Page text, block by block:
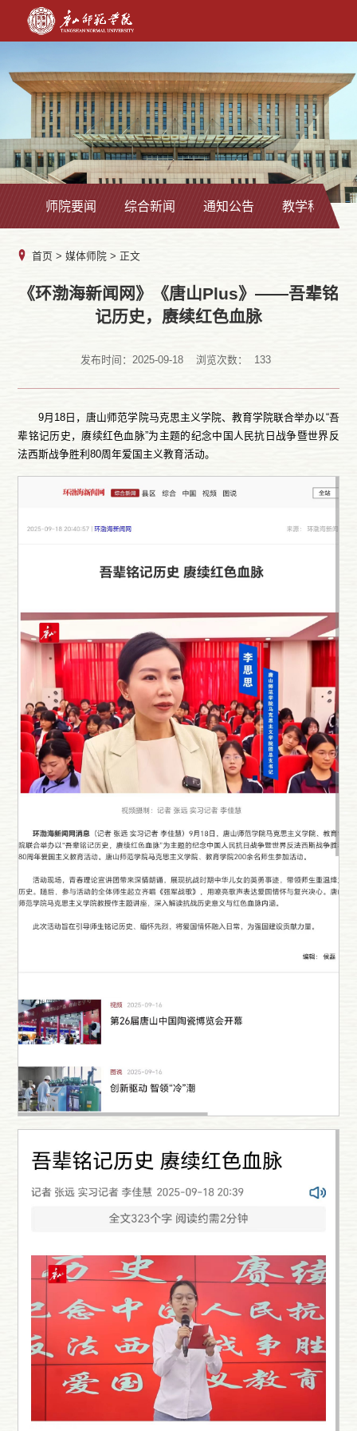
师院要闻 综合新闻 通知公告 教学科研
首页 > 媒体师院 > 正文
《环渤海新闻网》《唐山Plus》——吾辈铭
记历史，赓续红色血脉
发布时间：2025-09-18 浏览次数： 133
9月18日，唐山师范学院马克思主义学院、教育学院联合举办以“吾
辈铭记历史，赓续红色血脉”为主题的纪念中国人民抗日战争暨世界反
法西斯战争胜利80周年爱国主义教育活动。